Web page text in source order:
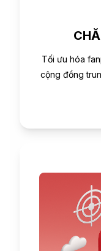
Tối ưu hóa
cộng đồng